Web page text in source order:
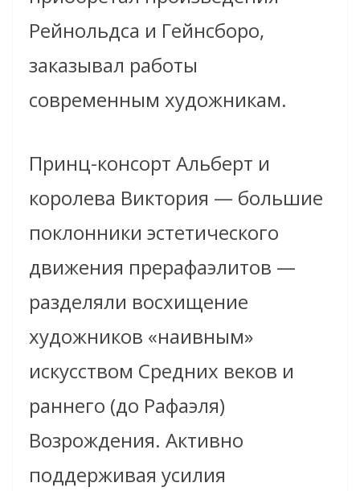
Рейнольдса и Гейнсборо,
заказывал работы
современным художникам.
Принц-консорт Альберт и
королева Виктория — большие
поклонники эстетического
движения прерафаэлитов —
разделяли восхищение
художников «наивным»
искусством Средних веков и
раннего (до Рафаэля)
Возрождения. Активно
поддерживая усилия